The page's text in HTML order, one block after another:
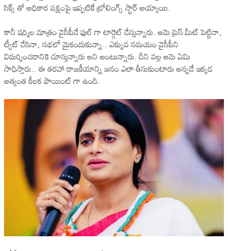
సిక్స్ తో అధికార పక్షంపై ఇప్పటికే ట్రోలింగ్స్ స్టార్ అయ్యాయి.
కానీ షర్మిల మాత్రం వైసీపీనే ఫుల్ గా టార్గెట్ చేస్తున్నారు. ఆమె ప్రెస్ మీట్ పెట్టినా,
ట్వీట్ చేసినా, సభలో మైకందుకున్నా.. ఎక్కువ సమయం వైసీపీని
విమర్శించడానికె చూస్తున్నారు అని అంటున్నారు. దీని వల్ల ఆమె ఏమి
సాధిస్తారు.. ఈ తరహా రాజకీయాన్ని జనం ఎలా తీసుకుంటారు అన్నదే ఇక్కడ
అత్యంత కీలక పాయింట్ గా ఉంది.